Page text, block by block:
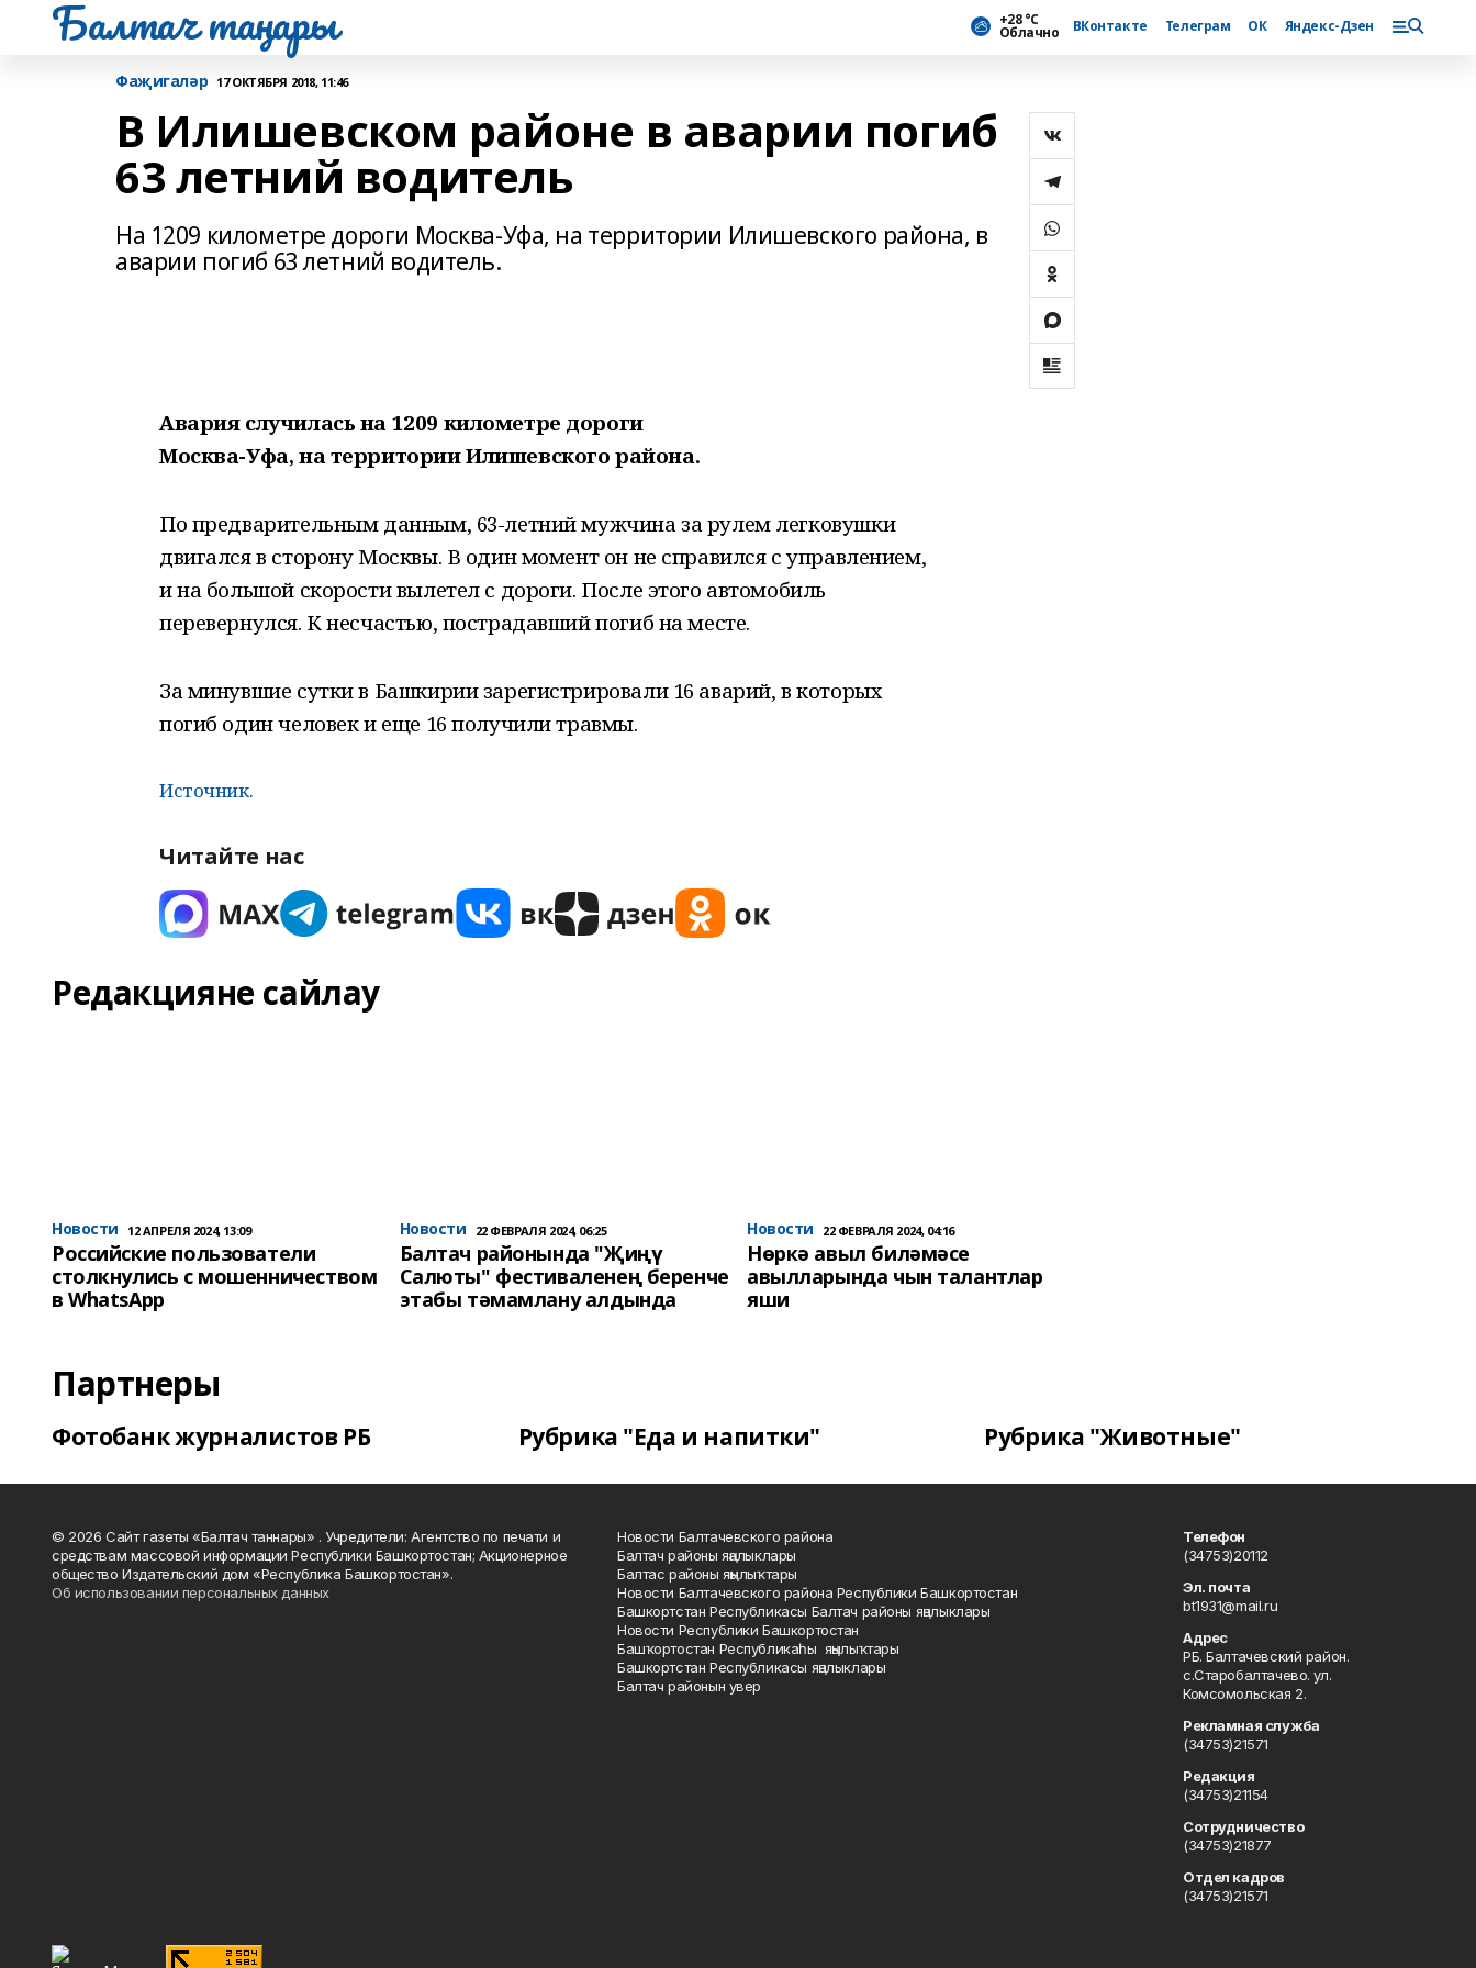
Балтач таңнары +28 °С
Облачно ВКонтакте Телеграм ОК Яндекс-Дзен
Фаҗигаләр 17 ОКТЯБРЯ 2018, 11:46
В Илишевском районе в аварии погиб
63 летний водитель
На 1209 километре дороги Москва-Уфа, на территории Илишевского района, в
аварии погиб 63 летний водитель.
Авария случилась на 1209 километре дороги
Москва-Уфа, на территорииИлишевского района.
По предварительным данным, 63-летний мужчина за рулем легковушки
двигался в сторону Москвы. В один момент он не справился с управлением,
и на большой скорости вылетел с дороги. После этого автомобиль
перевернулся. К несчастью, пострадавший погиб на месте.
За минувшие сутки в Башкирии зарегистрировали 16 аварий, в которых
погиб один человек и еще 16 получили травмы.
Источник.
Читайте нас
Редакцияне сайлау
Новости 12 АПРЕЛЯ 2024, 13:09
Российские пользователи
столкнулись с мошенничеством
в WhatsApp
Новости 22 ФЕВРАЛЯ 2024, 06:25
Балтач районында "Җиңү
Салюты" фестиваленең беренче
этабы тәмамлану алдында
Новости 22 ФЕВРАЛЯ 2024, 04:16
Нөркә авыл биләмәсе
авылларында чын талантлар
яши
Партнеры
Фотобанк журналистов РБ Рубрика "Еда и напитки" Рубрика "Животные"
© 2026 Сайт газеты «Балтач таннары» . Учредители: Агентство по печати и
средствам массовой информации Республики Башкортостан; Акционерное
общество Издательский дом «Республика Башкортостан».
Об использовании персональных данных
Новости Балтачевского района
Балтач районы яңалыклары
Балтас районы яңылыҡтары
Новости Балтачевского района Республики Башкортостан
Башкортстан Республикасы Балтач районы яңалыклары
Новости Республики Башкортостан
Башҡортостан Республикаһы яңылыҡтары
Башкортстан Республикасы яңалыклары
Балтач районын увер
Телефон
(34753)20112
Эл. почта
bt1931@mail.ru
Адрес
РБ. Балтачевский район.
с.Старобалтачево. ул.
Комсомольская 2.
Рекламная служба
(34753)21571
Редакция
(34753)21154
Сотрудничество
(34753)21877
Отдел кадров
(34753)21571